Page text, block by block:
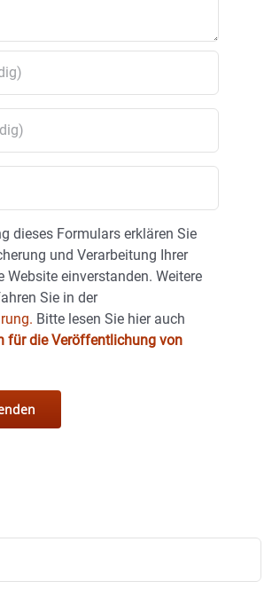
dieses Formulars erklären Sie
und Verarbeitung Ihrer
Website einverstanden. Weitere
Sie in der
Bitte lesen Sie hier auch
für die Veröffentlichung von